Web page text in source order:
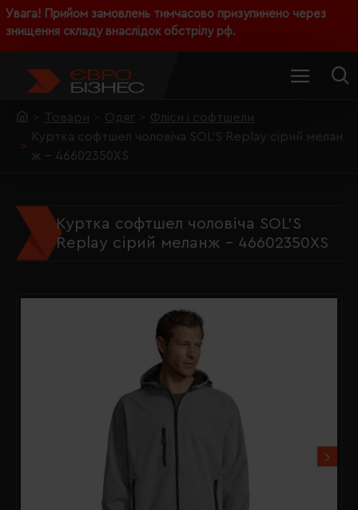
Увага! Прийом замовлень тимчасово призупинено через
знищення складу внаслідок обстрілу рф.
Товари Одяг
Фліси і софтшели
Куртка софтшел чоловіча SOL'S Replay сірий мелан
ж - 46602350XS
Куртка софтшел чоловіча SOL'S
Replay сірий меланж - 46602350XS